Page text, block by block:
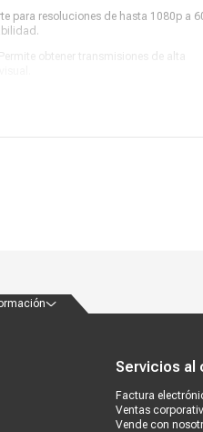
para resoluciones de hasta 1080p a
obtener transmisiones de alta
Servicios al
Factura
Ventas
Vende con